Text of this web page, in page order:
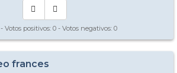
- Votos positivos: 0 - Votos negativos: 0
frances